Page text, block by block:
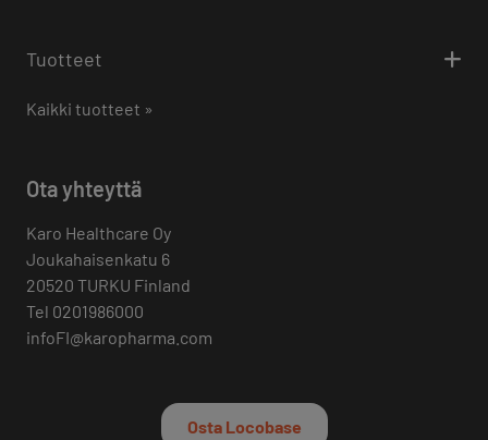
Tuotteet
Kaikki tuotteet »
Ota yhteyttä
Karo Healthcare Oy
Joukahaisenkatu 6
20520 TURKU Finland
Tel 0201986000
infoFI@karopharma.com
Osta Locobase